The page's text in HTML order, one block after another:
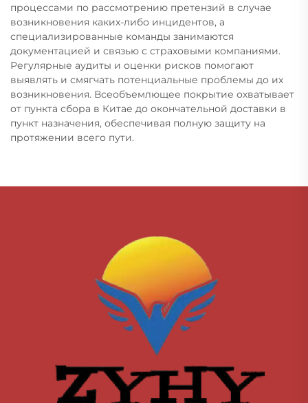
процессами по рассмотрению претензий в случае
возникновения каких-либо инцидентов, а
специализированные команды занимаются
документацией и связью с страховыми компаниями.
Регулярные аудиты и оценки рисков помогают
выявлять и смягчать потенциальные проблемы до их
возникновения. Всеобъемлющее покрытие охватывает
от пункта сбора в Китае до окончательной доставки в
пункт назначения, обеспечивая полную защиту на
протяжении всего пути.